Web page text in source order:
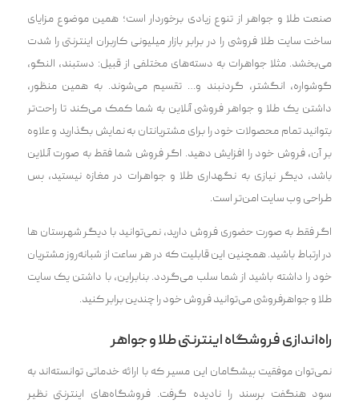
صنعت طلا و جواهر از تنوع زیادی برخوردار است؛ همین موضوع مزایای
ساخت سایت طلا فروشی را در برابر بازار میلیونی کاربران اینترنتی را شدت
می‌بخشد. مثلا جواهرات به دسته‌های مختلفی از قبیل: دستبند، النگو،
گوشواره، انگشتر، گردنبند و… تقسیم می‌‌شوند. به همین منظور،
داشتن یک طلا و جواهر فروشی آنلاین به شما کمک می‌‌کند تا راحت‌تر
بتوانید تمام محصولات خود را برای مشتریانتان به نمایش بگذارید و علاوه
بر آن، فروش خود را افزایش دهید. اگر فروش شما فقط به صورت آنلاین
باشد، دیگر نیازی به نگهداری طلا و جواهرات در مغازه نیستید، پس
طراحی وب سایت امن‌تر است.
اگر فقط به صورت حضوری فروش دارید، نمی‌توانید با دیگر شهرستان ها
در ارتباط باشید. همچنین این قابلیت که در هر ساعت از شبانه‌روز مشتریان
خود را داشته باشید از شما سلب می‌گردد. بنابراین، با داشتن یک سایت
طلا و جواهرفروشی می‌‌توانید فروش خود را چندین برابر کنید.
راه‌اندازی فروشگاه اینترنتی طلا و جواهر
نمی‌توان موفقیت پیشگامان این مسیر که با ارائه خدماتی توانسته‌اند به
سود هنگفت برسند را نادیده گرفت. فروشگاه‌های اینترنتی نظیر